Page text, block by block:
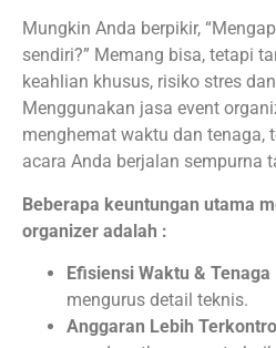
Mungkin Anda berpikir,
sendiri?” Memang bisa, tetapi
keahlian khusus, risiko stres
Menggunakan jasa event
menghemat waktu dan tenaga,
acara Anda berjalan sempurna
Beberapa keuntungan utama
organizer adalah :
Efisiensi Waktu & Tenaga
mengurus detail teknis.
Anggaran Lebih Terkontrol